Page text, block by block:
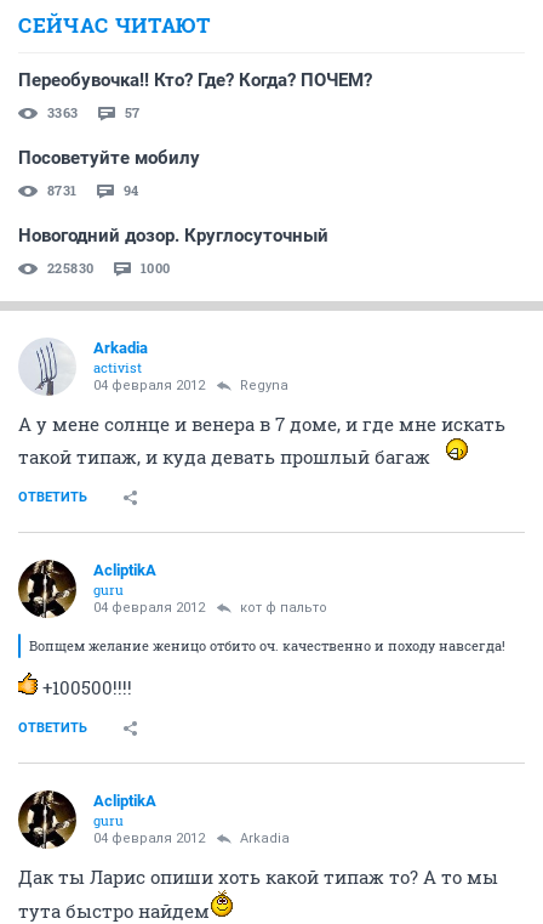
СЕЙЧАС ЧИТАЮТ
Переобувочка!! Кто? Где? Когда? ПОЧЕМ?
3363 57
Посоветуйте мобилу
8731 94
Новогодний дозор. Круглосуточный
225830 1000
Arkadia
activist
04 февраля 2012 Regyna
А у мене солнце и венера в 7 доме, и где мне искать
такой типаж, и куда девать прошлый багаж
ОТВЕТИТЬ
AcliptikA
guru
04 февраля 2012 кот ф пальто
Вопщем желание женицо отбито оч. качественно и походу навсегда!
+100500!!!!
ОТВЕТИТЬ
AcliptikA
guru
04 февраля 2012 Arkadia
Дак ты Ларис опиши хоть какой типаж то? А то мы
тута быстро найдем